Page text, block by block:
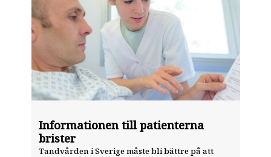
Informationen till patienterna
brister
Tandvården i Sverige måste bli bättre på att